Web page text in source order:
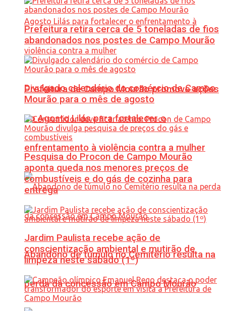
Prefeitura de Campo Mourão promove ações
do Agosto Lilás para fortalecer o
enfrentamento à violência contra a mulher
Abandono de túmulo no Cemitério resulta na
perda da concessão em Campo Mourão
Prefeitura retira cerca de 5 toneladas de fios
abandonados nos postes de Campo Mourão
Divulgado calendário do comércio de Campo
Mourão para o mês de agosto
Pesquisa do Procon de Campo Mourão
aponta queda nos menores preços de
combustíveis e do gás de cozinha para
entrega
Jardim Paulista recebe ação de
conscientização ambiental e mutirão de
limpeza neste sábado (1º)